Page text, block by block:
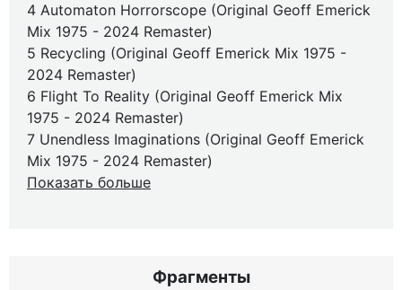
4 Automaton Horrorscope (Original Geoff Emerick
Mix 1975 - 2024 Remaster)
5 Recycling (Original Geoff Emerick Mix 1975 -
2024 Remaster)
6 Flight To Reality (Original Geoff Emerick Mix
1975 - 2024 Remaster)
7 Unendless Imaginations (Original Geoff Emerick
Mix 1975 - 2024 Remaster)
Показать больше
Фрагменты